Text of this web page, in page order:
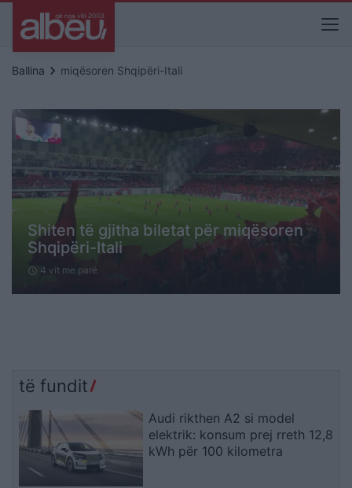
Ballina keyboard_arrow_right miqësoren Shqipëri-Itali
Shiten të gjitha biletat për miqësoren
Shqipëri-Itali
schedule 4 vit me parë
të fundit
Audi rikthen A2 si model
elektrik: konsum prej rreth 12,8
kWh për 100 kilometra